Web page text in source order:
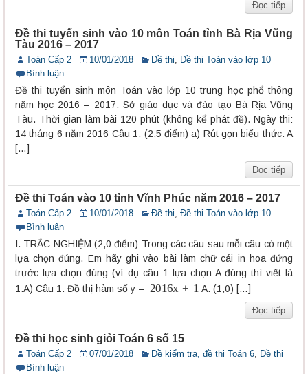
Đọc tiếp
Đề thi tuyển sinh vào 10 môn Toán tỉnh Bà Rịa Vũng
Tàu 2016 – 2017
Toán Cấp 2 10/01/2018 Đề thi, Đề thi Toán vào lớp 10
Bình luận
Đề thi tuyển sinh môn Toán vào lớp 10 trung học phổ thông
năm học 2016 – 2017. Sở giáo dục và đào tạo Bà Rịa Vũng
Tàu. Thời gian làm bài 120 phút (không kể phát đề). Ngày thi:
14 tháng 6 năm 2016 Câu 1: (2,5 điểm) a) Rút gọn biểu thức: A
[…]
Đọc tiếp
Đề thi Toán vào 10 tỉnh Vĩnh Phúc năm 2016 – 2017
Toán Cấp 2 10/01/2018 Đề thi, Đề thi Toán vào lớp 10
Bình luận
I. TRẮC NGHIỆM (2,0 điểm) Trong các câu sau mỗi câu có một
lựa chọn đúng. Em hãy ghi vào bài làm chữ cái in hoa đứng
trước lựa chọn đúng (ví dụ câu 1 lựa chọn A đúng thì viết là
1.A) Câu 1: Đồ thị hàm số y = 2016 x + A. (1;0) […]
Đọc tiếp
Đề thi học sinh giỏi Toán 6 số 15
Toán Cấp 2 07/01/2018 Đề kiểm tra, đề thi Toán 6, Đề thi
Bình luận